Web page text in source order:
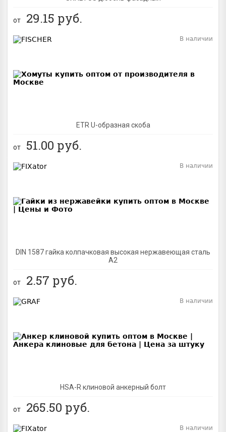
от 29.15 руб.
ETR U-образная скоба
В наличии
от 51.00 руб.
DIN 1587 гайка колпачковая высокая нержавеющая сталь
А2
В наличии
от 2.57 руб.
HSA-R клиновой анкерный болт
В наличии
от 265.50 руб.
В наличии